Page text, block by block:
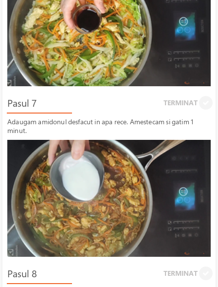
Pasul 7 TERMINAT
Adaugam amidonul desfacut in apa rece. Amestecam si gatim 1
minut.
Pasul 8 TERMINAT